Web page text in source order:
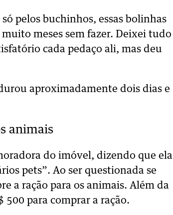
pelos buchinhos, essas bolinhas
meses sem fazer. Deixei tudo
cada pedaço ali, mas deu
aproximadamente dois dias e
animais
do imóvel, dizendo que ela
pets”. Ao ser questionada se
a ração para os animais. Além da
para comprar a ração.